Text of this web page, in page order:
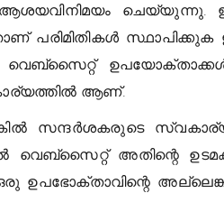
ചെയ്യുന്നു.
പരിമിതികൾ
കാര്യത്തിൽ ആണ്.
സന്ദർശകരുടെ
വെബ്സൈറ്റ് അതിന്റെ
ഉപഭോക്താവിന്റെ